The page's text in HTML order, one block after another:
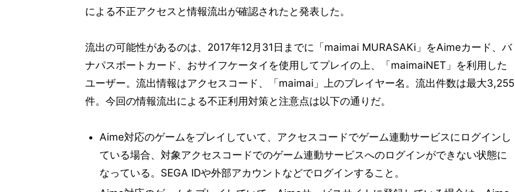
による不正アクセスと情報流出が確認されたと発表した。
流出の可能性があるのは、2017年12月31日までに「maimai MURASAKi」をAimeカード、バ
ナパスポートカード、おサイフケータイを使用してプレイの上、「maimaiNET」を利用した
ユーザー。流出情報はアクセスコード、「maimai」上のプレイヤー名。流出件数は最大3,255
件。今回の情報流出による不正利用対策と注意点は以下の通りだ。
Aime対応のゲームをプレイしていて、アクセスコードでゲーム連動サービスにログインし
ている場合、対象アクセスコードでのゲーム連動サービスへのログインができない状態に
なっている。SEGA IDや外部アカウントなどでログインすること。